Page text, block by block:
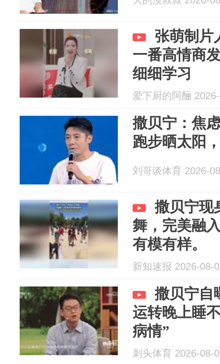
张萌制片
一番高情商
细细学习
爱下厨的阿酾
撒贝宁：焦
跑步晒太阳
刘哥谈体育 2026-
撒贝宁现
舞，完美融
有模有样。
新知速报 2026-08-
撒贝宁自
运转晚上睡
病情”
刺头体育 2026-08-